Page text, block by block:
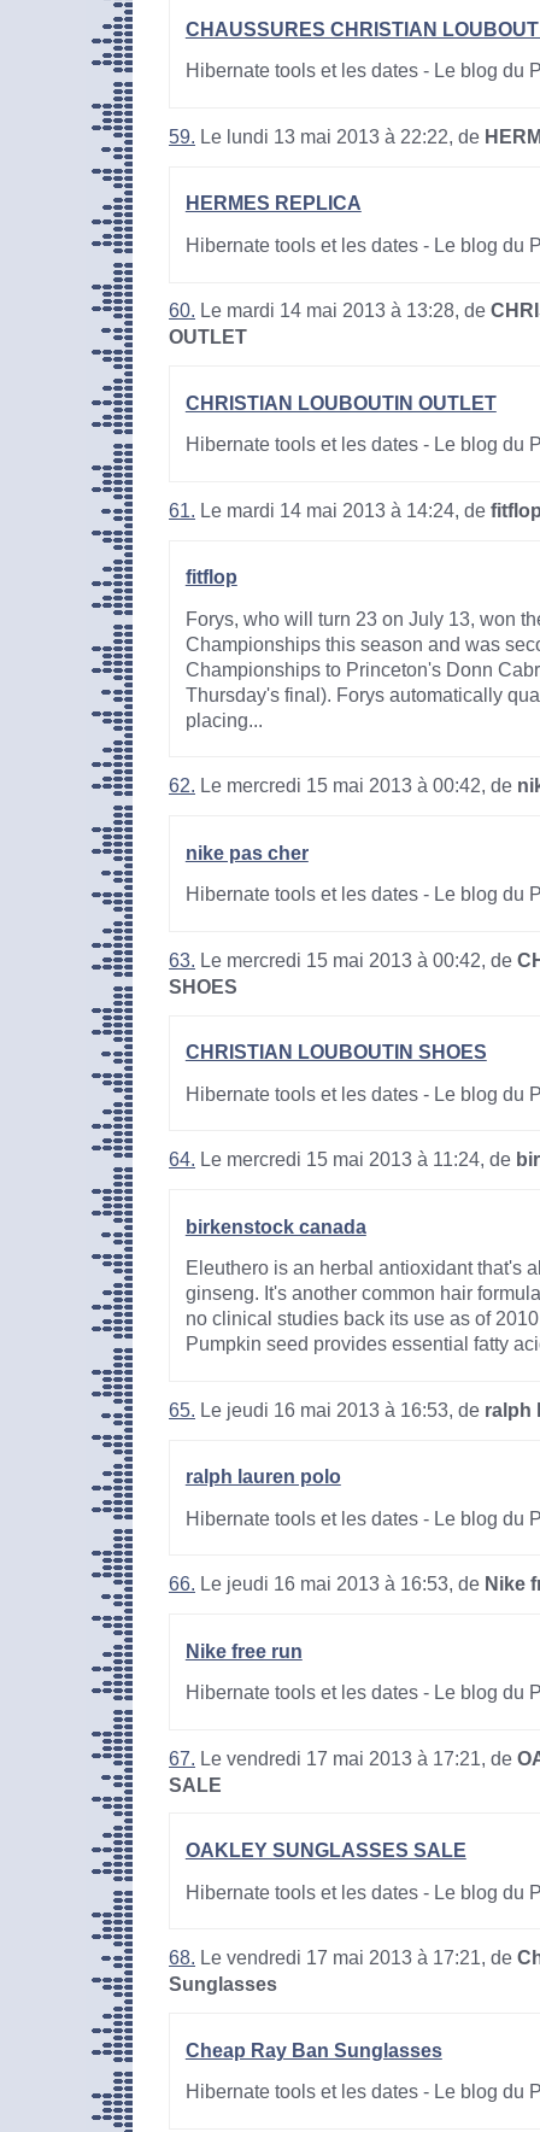
CHAUSSURES CHRISTIAN
Hibernate tools et les dates - Le blog du
59. Le lundi 13 mai 2013 à 22:22, de
HERMES REPLICA
Hibernate tools et les dates - Le blog du
60. Le mardi 14 mai 2013 à 13:28, de
OUTLET
CHRISTIAN LOUBOUTIN OUTLET
Hibernate tools et les dates - Le blog du
61. Le mardi 14 mai 2013 à 14:24, de
fitflop
Forys, who will turn 23 on July 13, won
Championships this season and was
Championships to Princeton's Donn
Thursday's final). Forys automatically
placing...
62. Le mercredi 15 mai 2013 à 00:42, de
nike pas cher
Hibernate tools et les dates - Le blog du
63. Le mercredi 15 mai 2013 à 00:42, de
SHOES
CHRISTIAN LOUBOUTIN SHOES
Hibernate tools et les dates - Le blog du
64. Le mercredi 15 mai 2013 à 11:24, de
birkenstock canada
Eleuthero is an herbal antioxidant that's
ginseng. It's another common hair
no clinical studies back its use as of
Pumpkin seed provides essential fatty
65. Le jeudi 16 mai 2013 à 16:53, de ralph
ralph lauren polo
Hibernate tools et les dates - Le blog du
66. Le jeudi 16 mai 2013 à 16:53, de Nike
Nike free run
Hibernate tools et les dates - Le blog du
67. Le vendredi 17 mai 2013 à 17:21, de
SALE
OAKLEY SUNGLASSES SALE
Hibernate tools et les dates - Le blog du
68. Le vendredi 17 mai 2013 à 17:21, de
Sunglasses
Cheap Ray Ban Sunglasses
Hibernate tools et les dates - Le blog du